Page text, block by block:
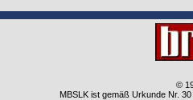
©
MBSLK ist gemäß Urkunde Nr.